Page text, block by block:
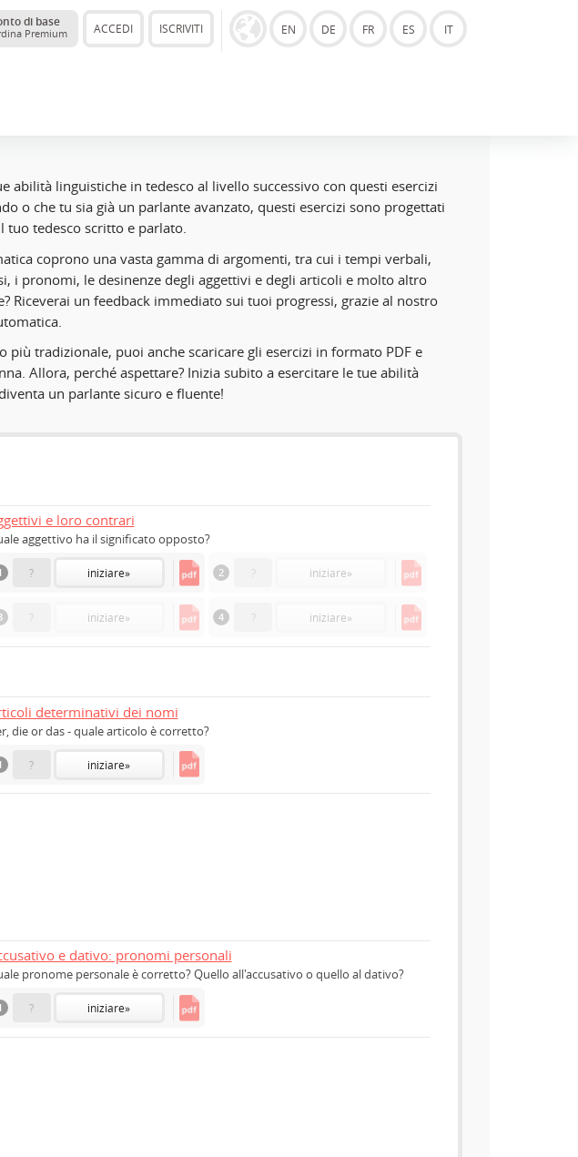
di base
Premium ACCEDI ISCRIVITI EN DE FR ES IT
abilità linguistiche in tedesco al livello successivo con questi esercizi
o che tu sia già un parlante avanzato, questi esercizi sono progettati
tedesco scritto e parlato.
coprono una vasta gamma di argomenti, tra cui i tempi verbali,
i pronomi, le desinenze degli aggettivi e degli articoli e molto altro
Riceverai un feedback immediato sui tuoi progressi, grazie al nostro
più tradizionale, puoi anche scaricare gli esercizi in formato PDF e
Allora, perché aspettare? Inizia subito a esercitare le tue abilità
un parlante sicuro e fluente!
e loro contrari
aggettivo ha il significato opposto?
? iniziare» 2 ? iniziare»
? iniziare» 4 ? iniziare»
determinativi dei nomi
die or das - quale articolo è corretto?
? iniziare»
e dativo: pronomi personali
pronome personale è corretto? Quello all'accusativo o quello al dativo?
? iniziare»